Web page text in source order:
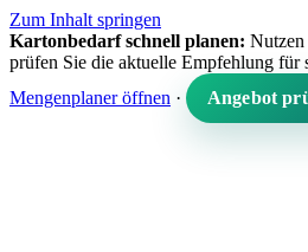
Zum Inhalt springen
Kartonbedarf schnell planen: Nutzen
prüfen Sie die aktuelle Empfehlung für
Mengenplaner öffnen · Angebot